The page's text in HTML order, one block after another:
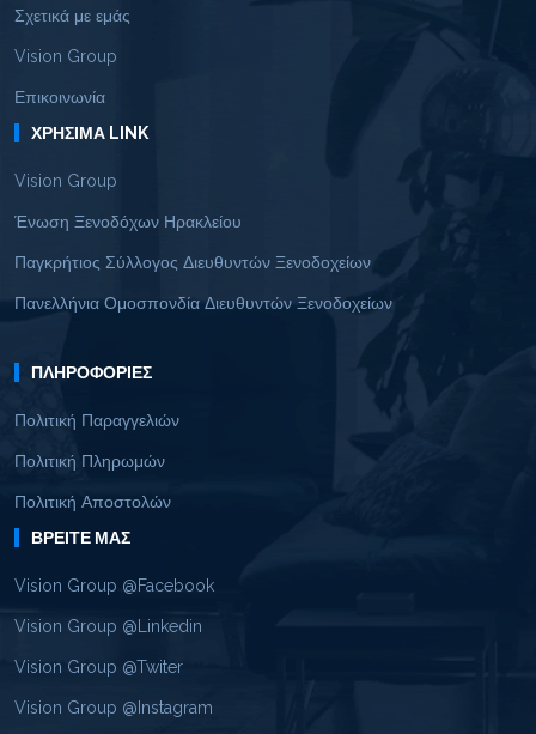
Σχετικά με εμάς
Vision Group
Επικοινωνία
ΧΡΉΣΙΜΑ LINK
Vision Group
Ένωση Ξενοδόχων Ηρακλείου
Παγκρήτιος Σύλλογος Διευθυντών Ξενοδοχείων
Πανελλήνια Ομοσπονδία Διευθυντών Ξενοδοχείων
ΠΛΗΡΟΦΟΡΊΕΣ
Πολιτική Παραγγελιών
Πολιτική Πληρωμών
Πολιτική Αποστολών
ΒΡΕΊΤΕ ΜΑΣ
Vision Group @Facebook
Vision Group @Linkedin
Vision Group @Twiter
Vision Group @Instagram